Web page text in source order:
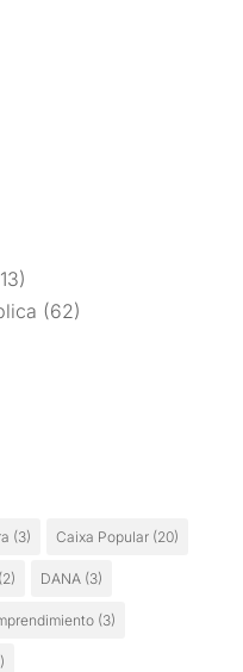
(62)
(3) Caixa Popular(20)
(2) DANA(3)
(3)